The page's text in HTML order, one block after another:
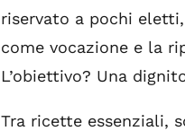
riservato a pochi
come vocazione e la
L’obiettivo? Una
Tra ricette essenziali,